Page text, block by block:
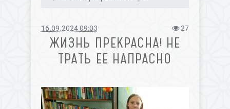
16.09.2024 09:03 27
ЖИЗНЬ ПРЕКРАСНА! НЕ
ТРАТЬ ЕЕ НАПРАСНО